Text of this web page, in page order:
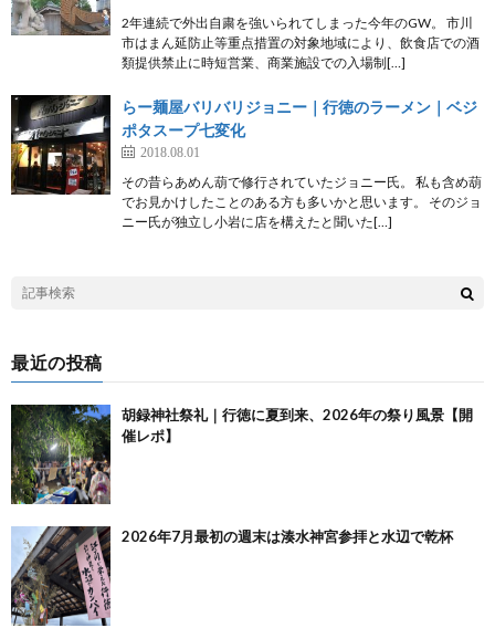
2年連続で外出自粛を強いられてしまった今年のGW。 市川
市はまん延防止等重点措置の対象地域により、飲食店での酒
類提供禁止に時短営業、商業施設での入場制[…]
らー麺屋バリバリジョニー｜行徳のラーメン｜ベジ
ポタスープ七変化
2018.08.01
その昔らあめん葫で修行されていたジョニー氏。 私も含め葫
でお見かけしたことのある方も多いかと思います。 そのジョ
ニー氏が独立し小岩に店を構えたと聞いた[…]
最近の投稿
胡録神社祭礼｜行徳に夏到来、2026年の祭り風景【開
催レポ】
2026年7月最初の週末は湊水神宮参拝と水辺で乾杯